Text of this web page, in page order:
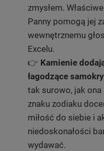
zmysłem.
Panny pomogą jej
wewnętrznemu
Excelu.
👉 Kamienie
łagodzące
tak surowo, jak
znaku zodiaku
miłość do siebie i
niedoskonałości
wydawać.